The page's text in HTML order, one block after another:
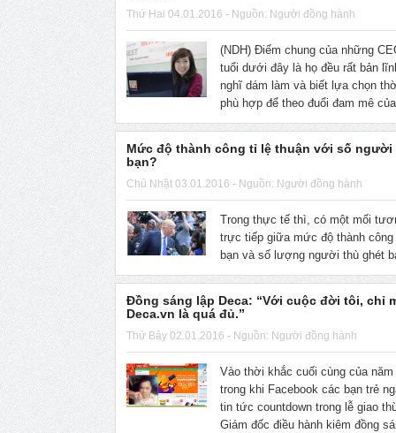
Thứ Hai 04.01.2016 - Nguồn: Người đồng hành
(NDH) Điểm chung của những
tuổi dưới đây là họ đều rất bản
nghĩ dám làm và biết lựa chọn
phù hợp để theo đuổi đam mê
Mức độ thành công tỉ lệ thuận với số người
bạn?
Chủ Nhật 03.01.2016 - Nguồn: Người đồng hành
Trong thực tế thì, có một mối
trực tiếp giữa mức độ thành công
bạn và số lượng người thù ghét
Đồng sáng lập Deca: “Với cuộc đời tôi, chỉ
Deca.vn là quá đủ.”
Thứ Bảy 02.01.2016 - Nguồn: Người đồng hành
Vào thời khắc cuối cùng của năm
trong khi Facebook các bạn trẻ
tin tức countdown trong lễ giao
Giám đốc điều hành kiêm đồng